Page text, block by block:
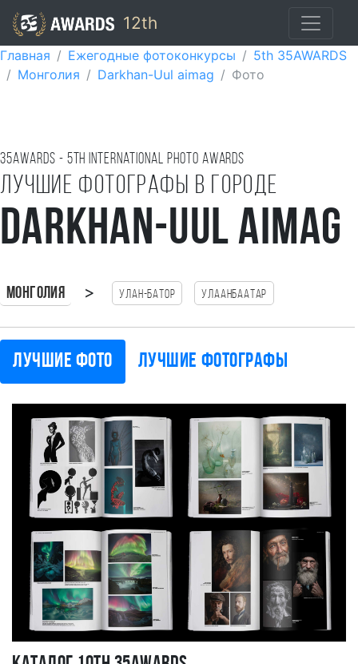
12th
Главная Ежегодные фотоконкурсы
5th 35AWARDS
Монголия
Darkhan-Uul aimag Фото
35AWARDS - 5TH international photo awards
Лучшие фотографы в городе
Darkhan-Uul aimag
Монголия > Улан-Батор Улаанбаатар
Лучшие фото Лучшие фотографы